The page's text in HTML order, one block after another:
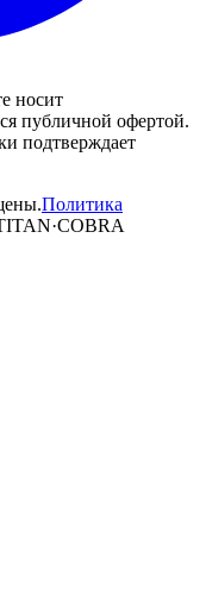
носит
публичной офертой.
подтверждает
Политика
·COBRA